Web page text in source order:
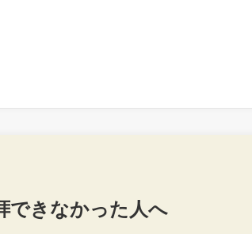
できなかった人へ